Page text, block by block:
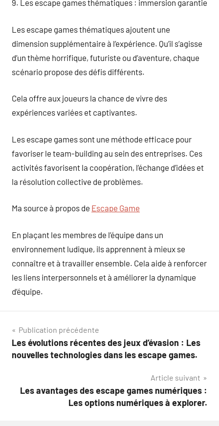
9. Les escape games thématiques : immersion garantie
Les escape games thématiques ajoutent une
dimension supplémentaire à l’expérience. Qu’il s’agisse
d’un thème horrifique, futuriste ou d’aventure, chaque
scénario propose des défis différents.
Cela offre aux joueurs la chance de vivre des
expériences variées et captivantes.
Les escape games sont une méthode efficace pour
favoriser le team-building au sein des entreprises. Ces
activités favorisent la coopération, l’échange d’idées et
la résolution collective de problèmes.
Ma source à propos de Escape Game
En plaçant les membres de l’équipe dans un
environnement ludique, ils apprennent à mieux se
connaître et à travailler ensemble. Cela aide à renforcer
les liens interpersonnels et à améliorer la dynamique
d’équipe.
Navigation
de
Publication précédente
Les évolutions récentes des jeux d’évasion : Les
nouvelles technologies dans les escape games.
Article suivant
Les avantages des escape games numériques :
Les options numériques à explorer.